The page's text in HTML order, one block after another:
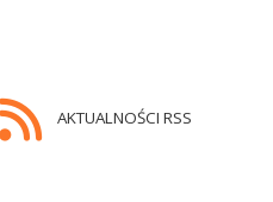
AKTUALNOŚCI RSS